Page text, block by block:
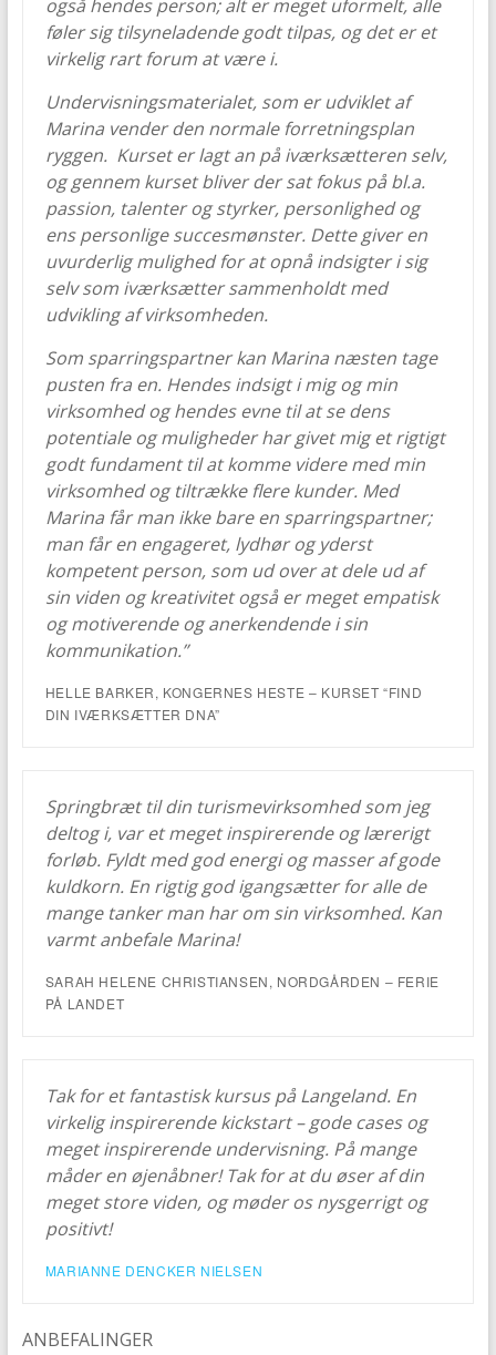
også hendes person; alt er meget uformelt, alle
føler sig tilsyneladende godt tilpas, og det er et
virkelig rart forum at være i.
Undervisningsmaterialet, som er udviklet af
Marina vender den normale forretningsplan
ryggen. Kurset er lagt an på iværksætteren selv,
og gennem kurset bliver der sat fokus på bl.a.
passion, talenter og styrker, personlighed og
ens personlige succesmønster. Dette giver en
uvurderlig mulighed for at opnå indsigter i sig
selv som iværksætter sammenholdt med
udvikling af virksomheden.
Som sparringspartner kan Marina næsten tage
pusten fra en. Hendes indsigt i mig og min
virksomhed og hendes evne til at se dens
potentiale og muligheder har givet mig et rigtigt
godt fundament til at komme videre med min
virksomhed og tiltrække flere kunder. Med
Marina får man ikke bare en sparringspartner;
man får en engageret, lydhør og yderst
kompetent person, som ud over at dele ud af
sin viden og kreativitet også er meget empatisk
og motiverende og anerkendende i sin
kommunikation.”
HELLE BARKER, KONGERNES HESTE – KURSET “FIND
DIN IVÆRKSÆTTER DNA”
Springbræt til din turismevirksomhed som jeg
deltog i, var et meget inspirerende og lærerigt
forløb. Fyldt med god energi og masser af gode
kuldkorn. En rigtig god igangsætter for alle de
mange tanker man har om sin virksomhed. Kan
varmt anbefale Marina!
SARAH HELENE CHRISTIANSEN, NORDGÅRDEN – FERIE
PÅ LANDET
Tak for et fantastisk kursus på Langeland. En
virkelig inspirerende kickstart – gode cases og
meget inspirerende undervisning. På mange
måder en øjenåbner! Tak for at du øser af din
meget store viden, og møder os nysgerrigt og
positivt!
MARIANNE DENCKER NIELSEN
ANBEFALINGER